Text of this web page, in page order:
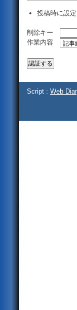
投稿時に設
削除キー
作業内容
Script : Web